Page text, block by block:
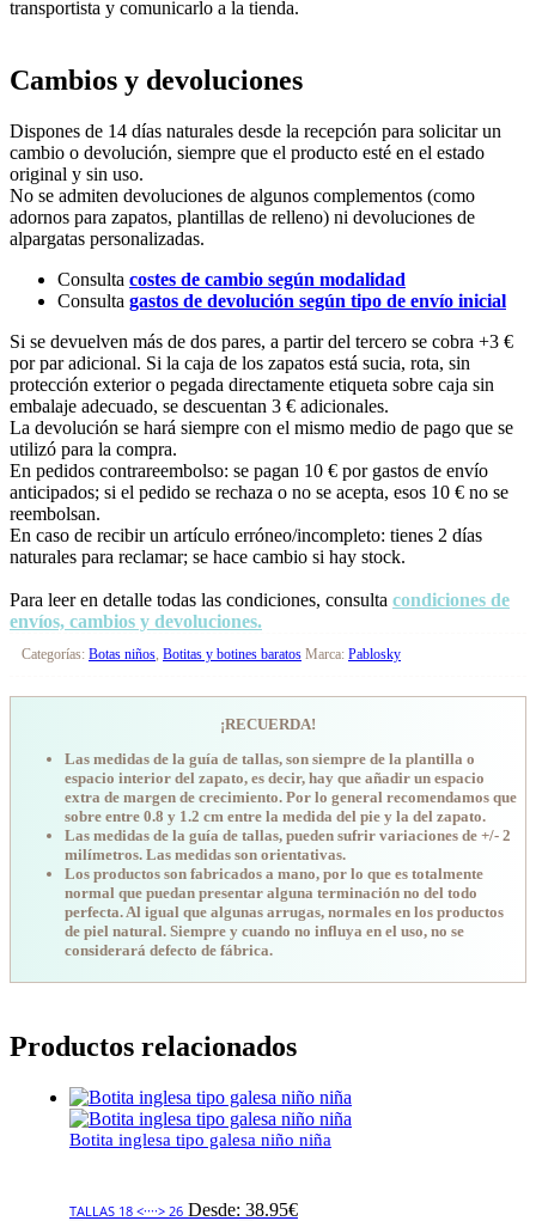
transportista y comunicarlo a la tienda.
Cambios y devoluciones
Dispones de 14 días naturales desde la recepción para solicitar un
cambio o devolución, siempre que el producto esté en el estado
original y sin uso.
No se admiten devoluciones de algunos complementos (como
adornos para zapatos, plantillas de relleno) ni devoluciones de
alpargatas personalizadas.
Consulta costes de cambio según modalidad
Consulta gastos de devolución según tipo de envío inicial
Si se devuelven más de dos pares, a partir del tercero se cobra +3 €
por par adicional. Si la caja de los zapatos está sucia, rota, sin
protección exterior o pegada directamente etiqueta sobre caja sin
embalaje adecuado, se descuentan 3 € adicionales.
La devolución se hará siempre con el mismo medio de pago que se
utilizó para la compra.
En pedidos contrareembolso: se pagan 10 € por gastos de envío
anticipados; si el pedido se rechaza o no se acepta, esos 10 € no se
reembolsan.
En caso de recibir un artículo erróneo/incompleto: tienes 2 días
naturales para reclamar; se hace cambio si hay stock.
Para leer en detalle todas las condiciones, consulta condiciones de
envíos, cambios y devoluciones.
Categorías: Botas niños, Botitas y botines baratos Marca: Pablosky
¡RECUERDA!
Las medidas de la guía de tallas, son siempre de la plantilla o
espacio interior del zapato, es decir, hay que añadir un espacio
extra de margen de crecimiento. Por lo general recomendamos que
sobre entre 0.8 y 1.2 cm entre la medida del pie y la del zapato.
Las medidas de la guía de tallas, pueden sufrir variaciones de +/- 2
milímetros. Las medidas son orientativas.
Los productos son fabricados a mano, por lo que es totalmente
normal que puedan presentar alguna terminación no del todo
perfecta. Al igual que algunas arrugas, normales en los productos
de piel natural. Siempre y cuando no influya en el uso, no se
considerará defecto de fábrica.
Productos relacionados
Botita inglesa tipo galesa niño niña
TALLAS 18 <····> 26 Desde: 38.95€